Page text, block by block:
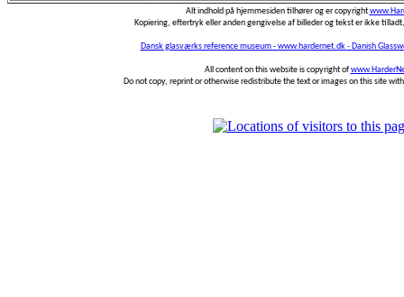
Alt indhold på hjemmesiden tilhører og er copyright
Kopiering, eftertryk eller anden gengivelse af billeder og tekst er ikke
Dansk glasværks reference museum - www.hardernet.dk - Danish
All content on this website is copyright of
Do not copy, reprint or otherwise redistribute the text or images on this site